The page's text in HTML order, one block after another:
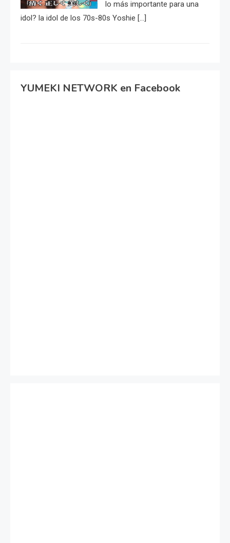
lo más importante para una
idol? la idol de los 70s-80s Yoshie […]
YUMEKI NETWORK en Facebook